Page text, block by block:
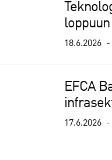
18.6.2026
EFCA
17.6.2026